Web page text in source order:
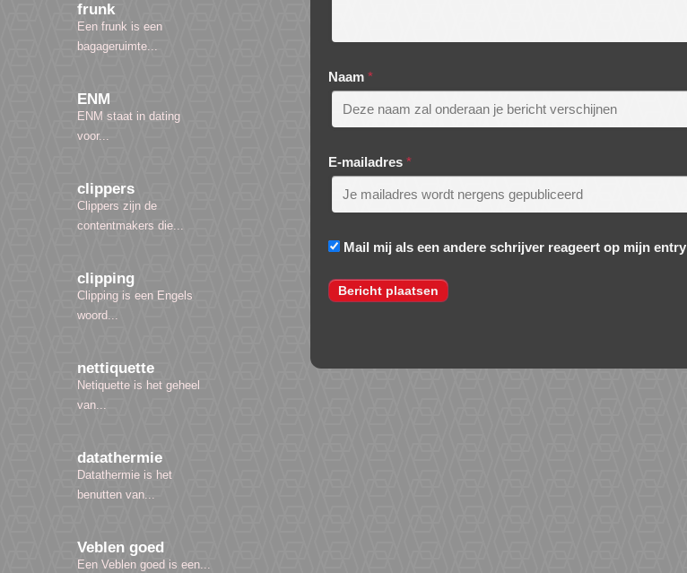
frunk
Een frunk is een
bagageruimte...
ENM
ENM staat in dating
voor...
clippers
Clippers zijn de
contentmakers die...
clipping
Clipping is een Engels
woord...
nettiquette
Netiquette is het geheel
van...
datathermie
Datathermie is het
benutten van...
Veblen goed
Een Veblen goed is een...
Naam *
E-mailadres *
Mail mij als een andere schrijver reageert op mijn entry